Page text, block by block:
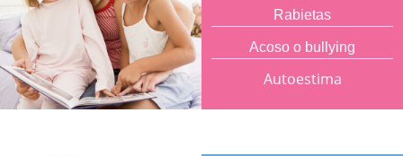
Rabietas
Acoso o bullying
Autoestima